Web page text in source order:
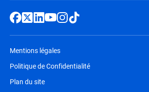
Mentions légales
Politique de Confidentialité
Plan du site